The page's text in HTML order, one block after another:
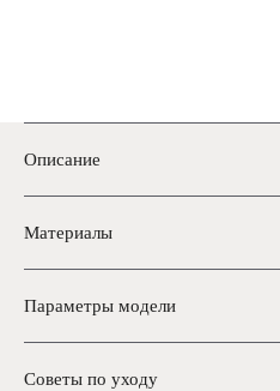
Описание
Материалы
Параметры модели
Советы по уходу
В каталог
СДЕЛАЙТЕ
СВОЕЙ ЖИЗНИ